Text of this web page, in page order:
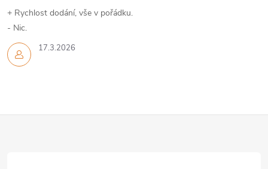
17.3.2026
+ Rychlost dodání, vše v pořádku.
- Nic.